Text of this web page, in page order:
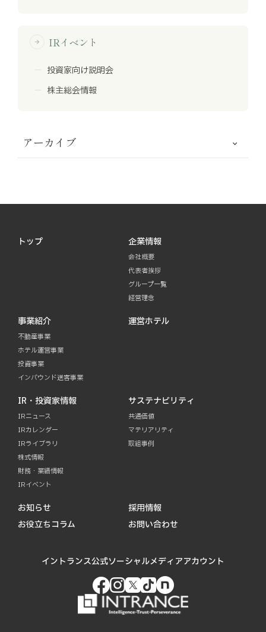
arrow_forward IRイベント
投資家向け説明会
株主総会情報
アーカイブ
トップ 企業情報
会社概要
代表者挨拶
グループ一覧
経営理念
事業紹介
不動産事業
ホテル運営事業
投資事業
インバウンド送客事業
運営ホテル
IR・投資家情報
IRニュース
IRカレンダー
IRライブラリ
株式情報
財務・業績情報
IRイベント
サステナビリティ
共通価値
マテリアリティ
取組事例
お知らせ
お役立ちコラム
採用情報
お問い合わせ
イントランス公式ソーシャルメディアアカウント